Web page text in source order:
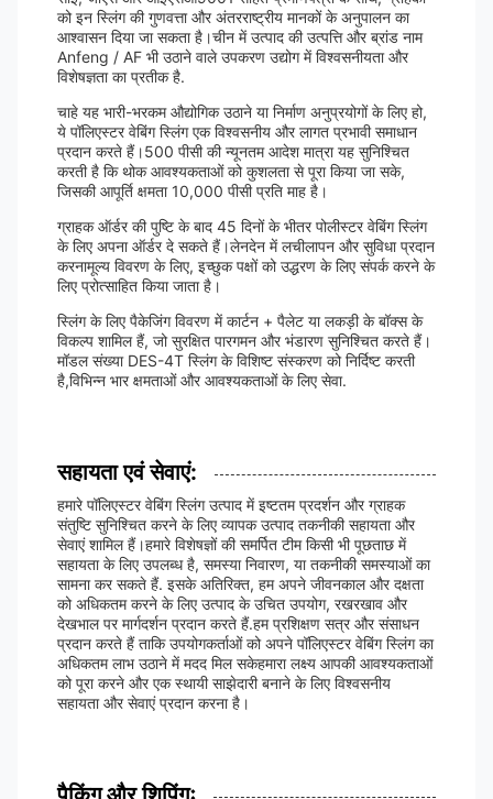
को इन स्लिंग की गुणवत्ता और अंतरराष्ट्रीय मानकों के अनुपालन का
आश्वासन दिया जा सकता है।चीन में उत्पाद की उत्पत्ति और ब्रांड नाम
Anfeng / AF भी उठाने वाले उपकरण उद्योग में विश्वसनीयता और
विशेषज्ञता का प्रतीक है.
चाहे यह भारी-भरकम औद्योगिक उठाने या निर्माण अनुप्रयोगों के लिए हो,
ये पॉलिएस्टर वेबिंग स्लिंग एक विश्वसनीय और लागत प्रभावी समाधान
प्रदान करते हैं।500 पीसी की न्यूनतम आदेश मात्रा यह सुनिश्चित
करती है कि थोक आवश्यकताओं को कुशलता से पूरा किया जा सके,
जिसकी आपूर्ति क्षमता 10,000 पीसी प्रति माह है।
ग्राहक ऑर्डर की पुष्टि के बाद 45 दिनों के भीतर पोलीस्टर वेबिंग स्लिंग
के लिए अपना ऑर्डर दे सकते हैं।लेनदेन में लचीलापन और सुविधा प्रदान
करनामूल्य विवरण के लिए, इच्छुक पक्षों को उद्धरण के लिए संपर्क करने के
लिए प्रोत्साहित किया जाता है।
स्लिंग के लिए पैकेजिंग विवरण में कार्टन + पैलेट या लकड़ी के बॉक्स के
विकल्प शामिल हैं, जो सुरक्षित पारगमन और भंडारण सुनिश्चित करते हैं।
मॉडल संख्या DES-4T स्लिंग के विशिष्ट संस्करण को निर्दिष्ट करती
है,विभिन्न भार क्षमताओं और आवश्यकताओं के लिए सेवा.
सहायता एवं सेवाएं:
हमारे पॉलिएस्टर वेबिंग स्लिंग उत्पाद में इष्टतम प्रदर्शन और ग्राहक
संतुष्टि सुनिश्चित करने के लिए व्यापक उत्पाद तकनीकी सहायता और
सेवाएं शामिल हैं।हमारे विशेषज्ञों की समर्पित टीम किसी भी पूछताछ में
सहायता के लिए उपलब्ध है, समस्या निवारण, या तकनीकी समस्याओं का
सामना कर सकते हैं. इसके अतिरिक्त, हम अपने जीवनकाल और दक्षता
को अधिकतम करने के लिए उत्पाद के उचित उपयोग, रखरखाव और
देखभाल पर मार्गदर्शन प्रदान करते हैं.हम प्रशिक्षण सत्र और संसाधन
प्रदान करते हैं ताकि उपयोगकर्ताओं को अपने पॉलिएस्टर वेबिंग स्लिंग का
अधिकतम लाभ उठाने में मदद मिल सकेहमारा लक्ष्य आपकी आवश्यकताओं
को पूरा करने और एक स्थायी साझेदारी बनाने के लिए विश्वसनीय
सहायता और सेवाएं प्रदान करना है।